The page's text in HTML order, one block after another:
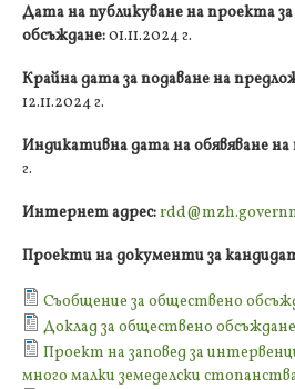
Дата на публикуване на проекта
обсъждане:01.11.2024 г.
Крайна дата за подаване на
12.11.2024 г.
Индикативна дата на обявяване
г.
Интернет адрес:
Проекти на документи за
Съобщение за обществено
Доклад за обществено обсъждане
Проект на заповед за
много малки земеделски